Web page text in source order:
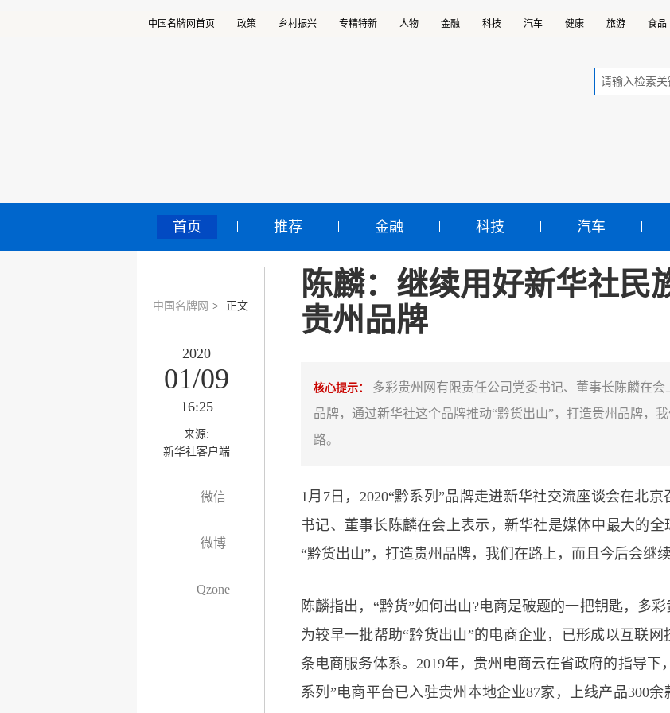
中国名牌网首页 政策 乡村振兴 专精特新 人物 金融 科技 汽车 健康 旅游 食品
首页 推荐 金融 科技 汽车
中国名牌网 > 正文
2020
01/09
16:25
来源:
新华社客户端
微信
微博
Qzone
陈麟：继续用好新华社民
贵州品牌
核心提示： 多彩贵州网有限责任公司党委书记、董事长陈麟在
品牌，通过新华社这个品牌推动“黔货出山”，打造贵州品牌，
路。
1月7日，2020“黔系列”品牌走进新华社交流座谈会在北
书记、董事长陈麟在会上表示，新华社是媒体中最大的
“黔货出山”，打造贵州品牌，我们在路上，而且今后会继
陈麟指出，“黔货”如何出山?电商是破题的一把钥匙，
为较早一批帮助“黔货出山”的电商企业，已形成以互联
条电商服务体系。2019年，贵州电商云在省政府的指导下
系列”电商平台已入驻贵州本地企业87家，上线产品300